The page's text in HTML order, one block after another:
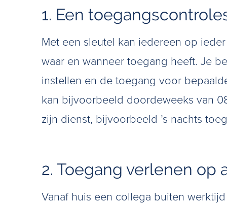
1. Een
Met een sleutel kan iedereen op
waar en wanneer toegang heeft. Je
instellen en de toegang voor
kan bijvoorbeeld doordeweeks van
zijn dienst, bijvoorbeeld ’s nachts
2. Toegang verlenen op
Vanaf huis een collega buiten